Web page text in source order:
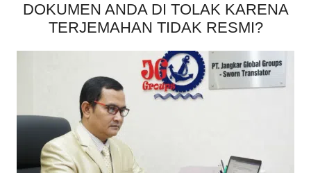
DOKUMEN ANDA DI TOLAK KARENA
TERJEMAHAN TIDAK RESMI?